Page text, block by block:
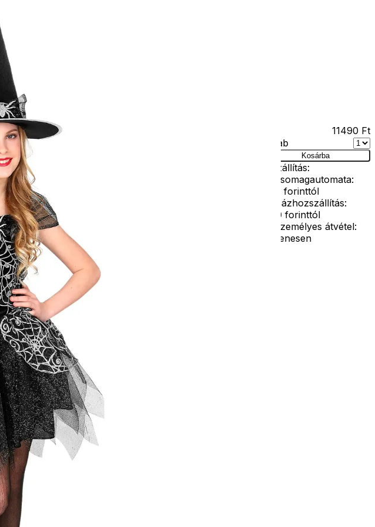
jelmez 128-as
[Mérettáblázat
jelmez
kortól 7 éves korig
ruha, kalap.
boszi jelmez 128-as
gyermekjelmez (Ezüst boszi jelmez 128-as),
gyermeke mindig új és változatos egyéniség lehessen.
100 % poliészter, mely 30 C fokon kézzel mosható.
vasalható, nyílt lángtól és sugárzó hőtől kérjük távol
A méretproblémából adódó jelmezcserénél a
a vevőt terhelik! Jelmezcserénél a
csak minőségi probléma esetén tudjuk
Tájékoztatjuk kedves vásárlóinkat, hogy a
nem tartalmazzák a kiegészítőket, mint például
ékszer, cipő, paróka, kesztyű, kardok, kemény
varázspálca, seprű, szakáll, bajusz, műanyag
esernyő, vasvilla, stb. Amennyiben a képen több
szerepel, az ár minden esetben egy termékre
11490 Ft
Darab
Kosárba
Szállítás:
- Csomagautomata:
1190 forinttól
- Házhozszállítás:
2190 forinttól
- Személyes átvétel:
ingyenesen